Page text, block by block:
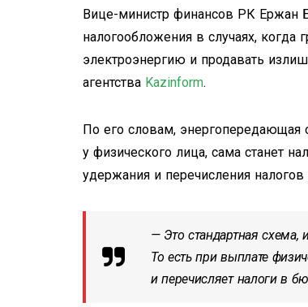
Вице-министр финансов РК Ержан
налогообложения в случаях, когда
электроэнергию и продавать
агентства Kazinform.
По его словам, энергопередающая
у физического лица, сама станет
удержания и перечисления
— Это стандартная схема,
То есть при выплате
и перечисляет налоги в